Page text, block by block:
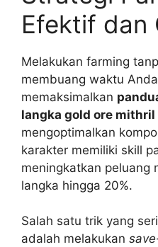
Efektif dan
Melakukan farming
membuang waktu
memaksimalkan
langka gold ore mithril
mengoptimalkan
karakter memiliki skill
meningkatkan peluang
langka hingga 20%.
Salah satu trik yang
adalah melakukan